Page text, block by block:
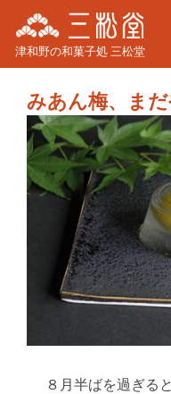
津和野の和菓子処 三松堂
みあん梅、ま
８月半ばを過ぎると